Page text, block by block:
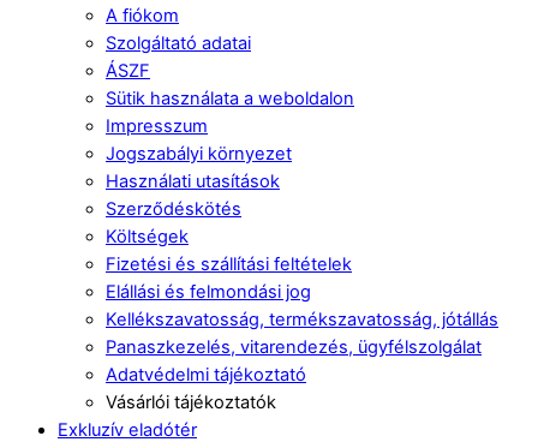
A fiókom
Szolgáltató adatai
ÁSZF
Sütik használata a weboldalon
Impresszum
Jogszabályi környezet
Használati utasítások
Szerződéskötés
Költségek
Fizetési és szállítási feltételek
Elállási és felmondási jog
Kellékszavatosság, termékszavatosság, jótállás
Panaszkezelés, vitarendezés, ügyfélszolgálat
Adatvédelmi tájékoztató
Vásárlói tájékoztatók
Exkluzív eladótér